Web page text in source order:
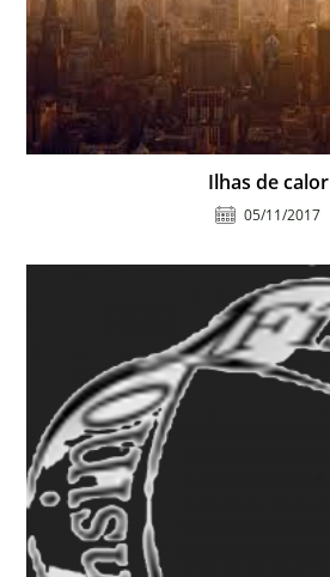
Ilhas de calor
05/11/2017